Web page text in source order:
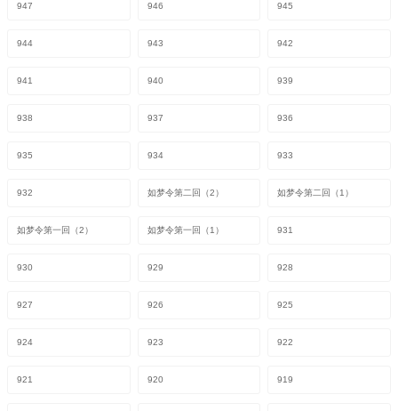
947 946 945
944 943 942
941 940 939
938 937 936
935 934 933
932 如梦令第二回（2） 如梦令第二回（1）
如梦令第一回（2） 如梦令第一回（1） 931
930 929 928
927 926 925
924 923 922
921 920 919